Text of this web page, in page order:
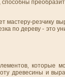
мастеру-резчику
по дереву - это
которые
древесины и